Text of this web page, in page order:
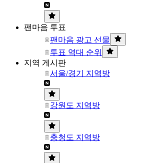
팬마음 투표
팬마음 광고 선물
투표 역대 순위
지역 게시판
서울/경기 지역방
강원도 지역방
충청도 지역방